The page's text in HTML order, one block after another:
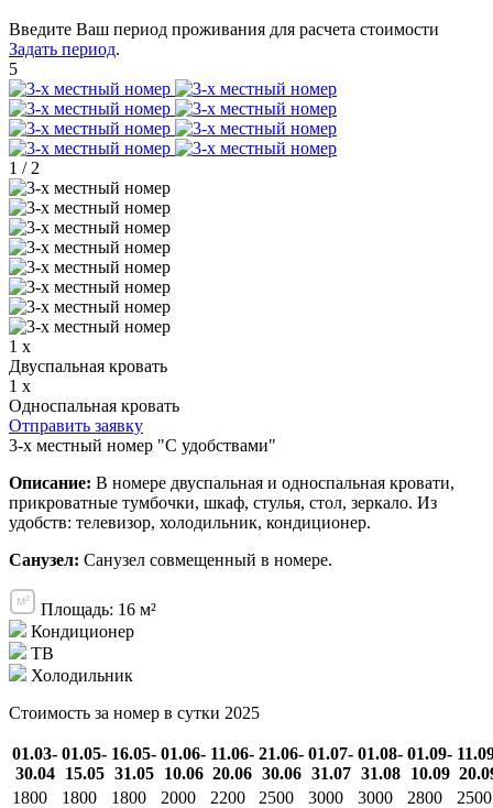
Введите Ваш период проживания для расчета стоимости
Задать период.
5
1 / 2
1 x
Двуспальная кровать
1 x
Односпальная кровать
Отправить заявку
3-х местный номер "С удобствами"
Описание: В номере двуспальная и односпальная кровати,
прикроватные тумбочки, шкаф, стулья, стол, зеркало. Из
удобств: телевизор, холодильник, кондиционер.
Санузел: Санузел совмещенный в номере.
Площадь: 16 м²
Кондиционер
ТВ
Холодильник
Стоимость за номер в сутки 2025
01.03-
30.04
01.05-
15.05
16.05-
31.05
01.06-
10.06
11.06-
20.06
21.06-
30.06
01.07-
31.07
01.08-
31.08
01.09-
10.09
1800
1800 1800 2000 2200 2500 3000 3000 2800
2500